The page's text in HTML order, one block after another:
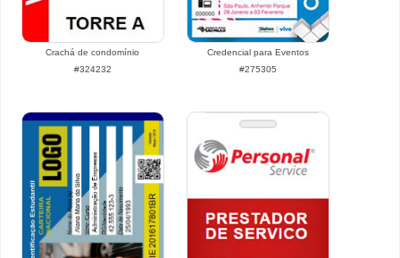
Crachá de condomínio
#324232
Credencial para Eventos
#275305